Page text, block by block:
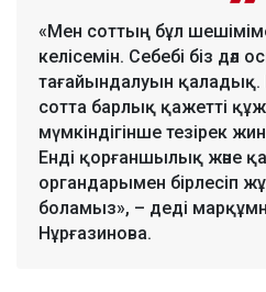
«Мен соттың бұл
келісемін. Себебі біз дәл
тағайындалуын қаладық.
сотта барлық қажетті
мүмкіндігінше тезірек
Енді қорғаншылық және
органдарымен бірлесіп
боламыз», – деді
Нұрғазинова.